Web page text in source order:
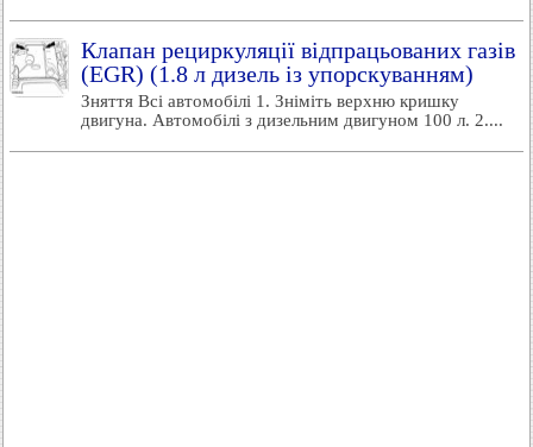
Клапан рециркуляції відпрацьованих газів
(EGR) (1.8 л дизель із упорскуванням)
Зняття Всі автомобілі 1. Зніміть верхню кришку
двигуна. Автомобілі з дизельним двигуном 100 л. 2....